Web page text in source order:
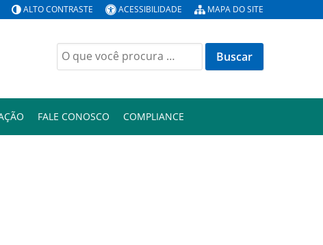
ALTO CONTRASTE ACESSIBILIDADE MAPA DO SITE
Buscar
por:
FALE CONOSCO COMPLIANCE